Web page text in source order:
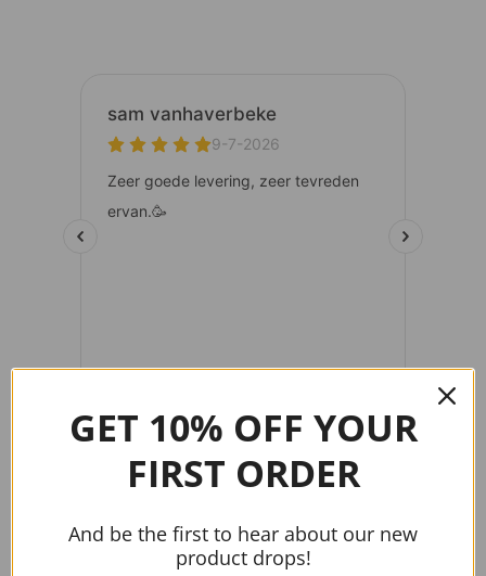
GET 10% OFF YOUR
FIRST ORDER
And be the first to hear about our new
product drops!